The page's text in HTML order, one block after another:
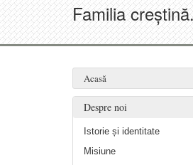
Familia
Acasă
Despre noi
Istorie și identitate
Misiune